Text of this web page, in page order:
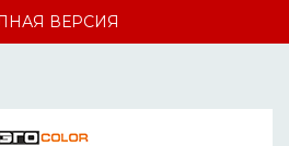
ВЕРСИЯ